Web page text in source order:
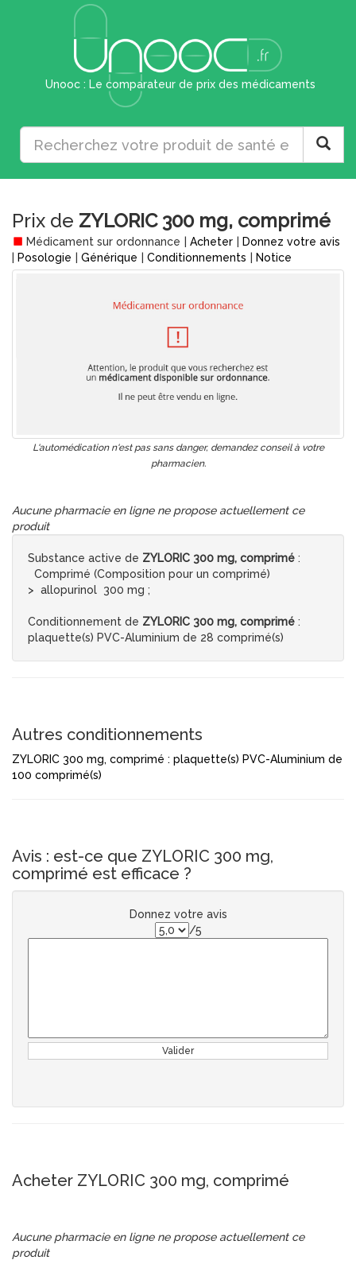
Unooc : Le comparateur de prix des médicaments
Prix de ZYLORIC 300 mg, comprimé
Médicament sur ordonnance Acheter
Donnez votre avis
Posologie Générique Conditionnements Notice
L'automédication n'est pas sans danger, demandez conseil à votre
pharmacien.
Aucune pharmacie en ligne ne propose actuellement ce
produit
Substance active de ZYLORIC 300 mg, comprimé :
Comprimé (Composition pour un comprimé)
> allopurinol 300 mg ;
Conditionnement de ZYLORIC 300 mg, comprimé :
plaquette(s) PVC-Aluminium de 28 comprimé(s)
Autres conditionnements
ZYLORIC 300 mg, comprimé : plaquette(s) PVC-Aluminium de
100 comprimé(s)
Avis : est-ce que ZYLORIC 300 mg,
comprimé est efficace ?
Donnez votre avis
/5
Valider
Acheter ZYLORIC 300 mg, comprimé
Aucune pharmacie en ligne ne propose actuellement ce
produit